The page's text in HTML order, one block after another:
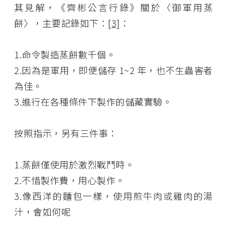
其見解，《齊彬公言行錄》關於〈御軍用蒸
餅〉，主要記錄如下： [3] ：
1.命令製造蒸餅數千個。
2.因為是軍用，即便儲存 1~2 年，也不生蟲害者
為佳。
3.進行在各種條件下製作的儲藏實驗。
按照指示，另有三件事：
1.蒸餅僅使用於激烈戰鬥時。
2.不惜製作費，用心製作。
3.像西洋的麵包一樣，使用煎牛肉或雞肉的湯
汁，會如何呢